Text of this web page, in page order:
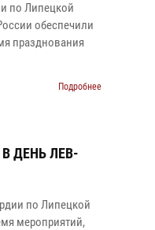
по Липецкой
обеспечили
празднования
Подробнее
ДЕНЬ ЛЕВ-
по Липецкой
мероприятий,